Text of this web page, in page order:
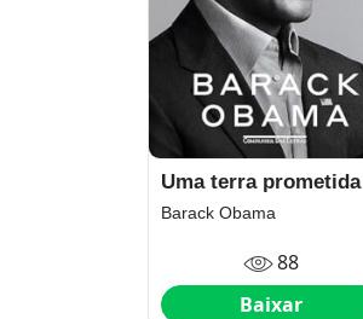
Uma terra prometida
Barack Obama
88
Baixar